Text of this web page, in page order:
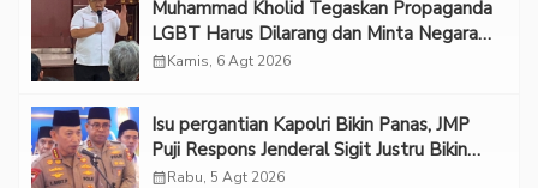
Muhammad Kholid Tegaskan Propaganda
LGBT Harus Dilarang dan Minta Negara
Melindungi Korban
calendar_monthKamis, 6 Agt 2026
Isu pergantian Kapolri Bikin Panas, JMP
Puji Respons Jenderal Sigit Justru Bikin
“Adem”
calendar_monthRabu, 5 Agt 2026